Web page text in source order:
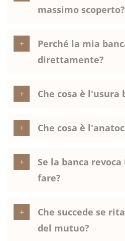
massimo scoperto?
Perché la mia
direttamente?
Che cosa è l'usura
Che cosa è
Se la banca
fare?
Che succede se
del mutuo?